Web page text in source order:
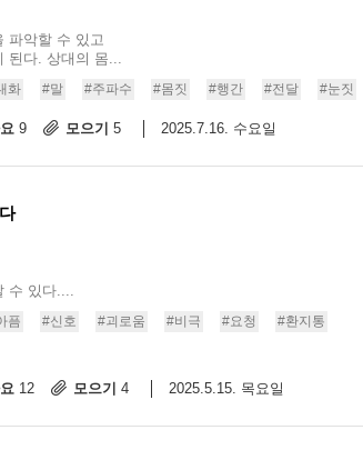
파악할 수 있고
된다. 상대의 몸...
화 #말 #주파수 #몸짓 #행간 #전달 #눈짓
9 모으기 5 2025.7.16. 수요일
수 있다....
픔 #신호 #괴로움 #비극 #요청
#환지통
12 모으기 4 2025.5.15. 목요일